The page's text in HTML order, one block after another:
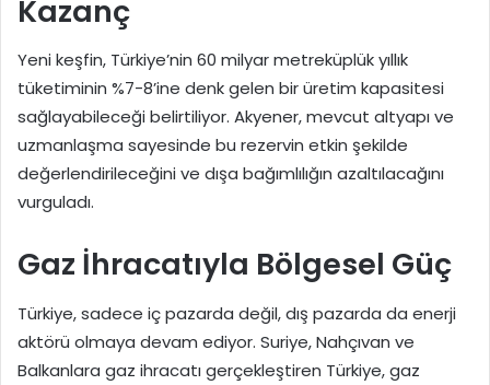
Kazanç
Yeni keşfin, Türkiye’nin 60 milyar metreküplük yıllık
tüketiminin %7-8’ine denk gelen bir üretim kapasitesi
sağlayabileceği belirtiliyor. Akyener, mevcut altyapı ve
uzmanlaşma sayesinde bu rezervin etkin şekilde
değerlendirileceğini ve dışa bağımlılığın azaltılacağını
vurguladı.
Gaz İhracatıyla Bölgesel Güç
Türkiye, sadece iç pazarda değil, dış pazarda da enerji
aktörü olmaya devam ediyor. Suriye, Nahçıvan ve
Balkanlara gaz ihracatı gerçekleştiren Türkiye, gaz